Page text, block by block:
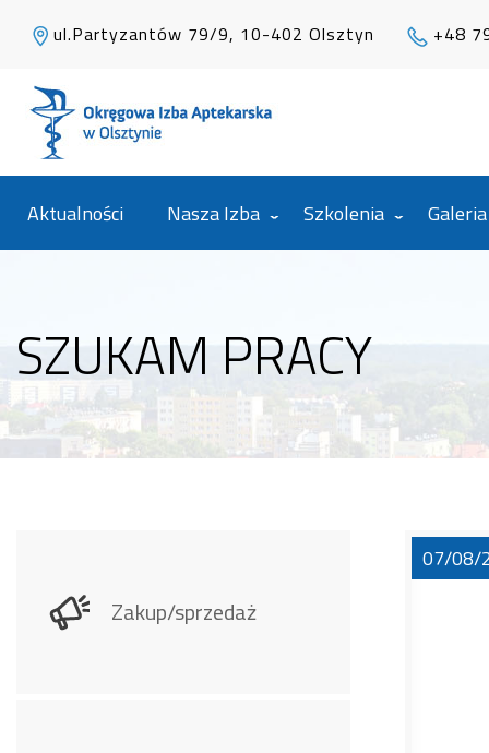
ul.Partyzantów 79/9, 10-402 Olsztyn +48
Aktualności Nasza Izba Szkolenia Galeria
SZUKAM PRACY
Zakup/sprzedaż
07/08/